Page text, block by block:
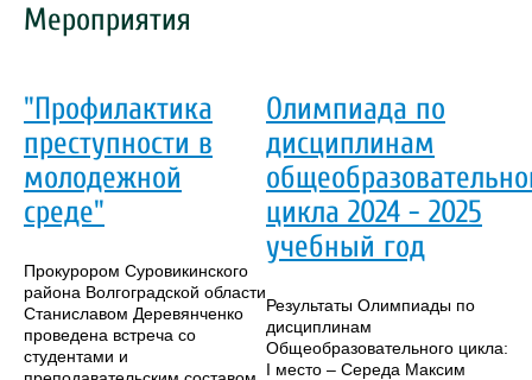
Мероприятия
"Профилактика
преступности в
молодежной
среде"
Прокурором Суровикинского
района Волгоградской области
Станиславом Деревянченко
проведена встреча со
студентами и
Олимпиада по
дисциплинам
цикла 2024 - 2025
учебный год
Результаты Олимпиады по
дисциплинам
Общеобразовательного цикла:
I место – Середа Максим